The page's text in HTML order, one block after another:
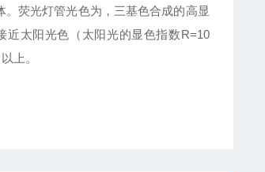
荧光灯管光色为，三基色合成的高显
近太阳光色（太阳光的显色指数R=10
上。